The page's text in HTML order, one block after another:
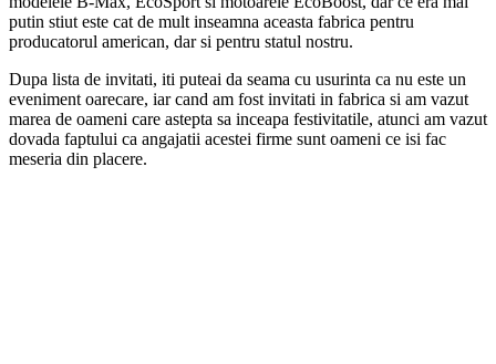
putin stiut este cat de mult inseamna aceasta fabrica pentru
producatorul american, dar si pentru statul nostru.
Dupa lista de invitati, iti puteai da seama cu usurinta ca nu este un
eveniment oarecare, iar cand am fost invitati in fabrica si am vazut
marea de oameni care astepta sa inceapa festivitatile, atunci am vazut
dovada faptului ca angajatii acestei firme sunt oameni ce isi fac
meseria din placere.